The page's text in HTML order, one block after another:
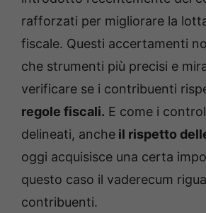
rafforzati per migliorare la
fiscale. Questi accertamenti
che strumenti più precisi e
verificare se i contribuenti
regole fiscali. E come i
delineati, anche il rispetto
oggi acquisisce una certa
questo caso il vaderecum
contribuenti.